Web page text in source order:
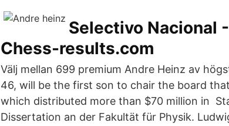
Selectivo Nacional
Chess-results.com
Välj mellan 699 premium Andre Heinz av
46, will be the first son to chair the board
which distributed more than $70 million in
Dissertation an der Fakultät für Physik.